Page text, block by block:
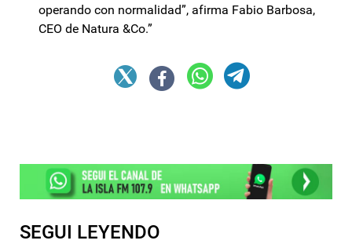
operando con normalidad”, afirma Fabio Barbosa,
CEO de Natura &Co.”
SEGUI LEYENDO